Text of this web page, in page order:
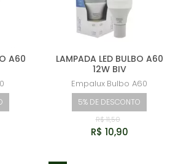
A60
LAMPADA LED BULBO A60
12W BIV
Empalux Bulbo A60
5% DE DESCONTO
R$ 11,50
R$ 10,90